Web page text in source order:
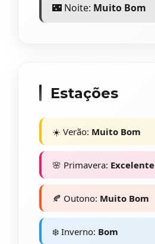
🌃 Noite: Muito Bom
Estações
☀️ Verão: Muito Bom
🌸 Primavera: Excelente
🍂 Outono: Muito Bom
❄️ Inverno: Bom